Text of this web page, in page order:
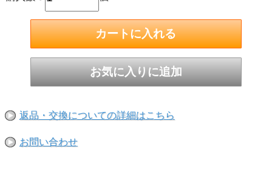
返品・交換についての詳細はこちら
お問い合わせ